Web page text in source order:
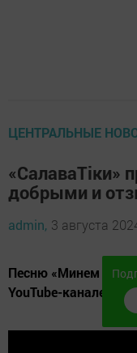
ЦЕНТРАЛЬНЫЕ
«СалаваТіки»
добрыми и
admin, 3 августа
Песню «Минем нәни
YouTube-канале.